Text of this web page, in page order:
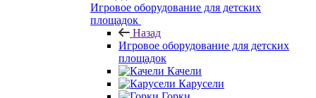
Игровое оборудование для детских
площадок
Назад
Игровое оборудование для детских
площадок
Качели
Карусели